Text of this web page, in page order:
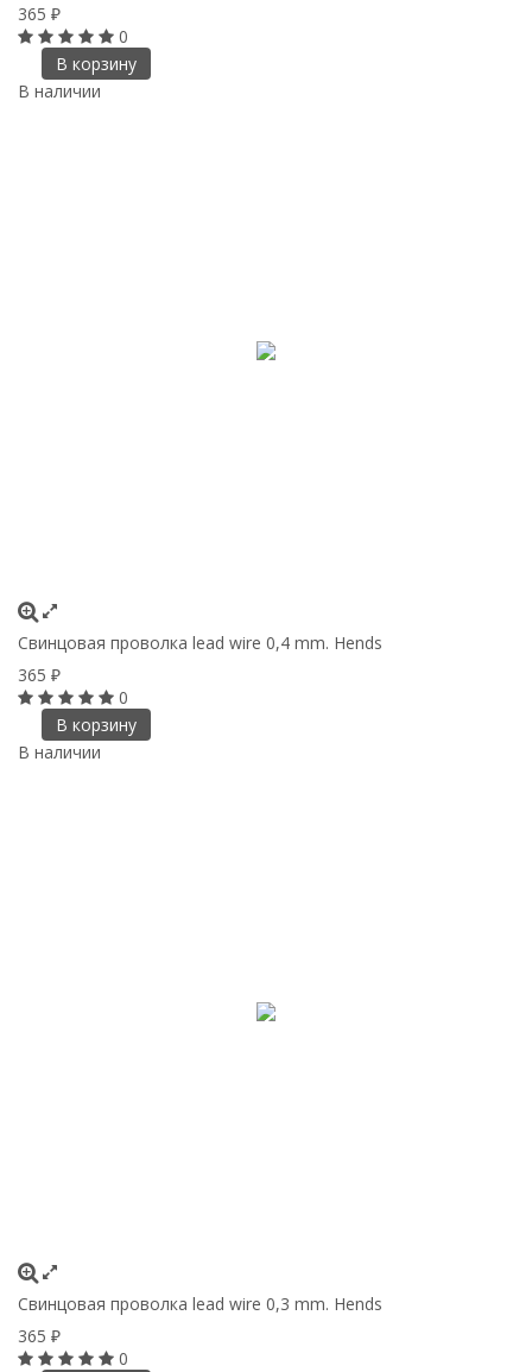
365 ₽
0
В корзину
В наличии
Свинцовая проволка lead wire 0,4 mm. Hends
365 ₽
0
В корзину
В наличии
Свинцовая проволка lead wire 0,3 mm. Hends
365 ₽
0